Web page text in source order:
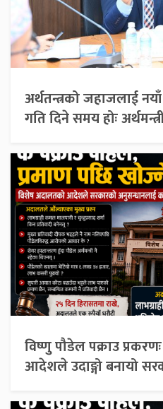
अर्थतन्त्रको जहाजलाई
गति दिने समय होः
विष्णु पौडेल पक्राउ
आदेशले उदाङ्गो बनायो